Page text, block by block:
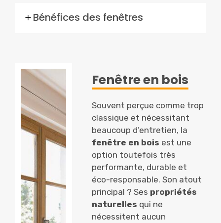
Bénéfices des fenêtres
Fenêtre en bois
Souvent perçue comme trop
classique et nécessitant
beaucoup d’entretien, la
fenêtre en bois est une
option toutefois très
performante, durable et
éco-responsable. Son atout
principal ? Ses propriétés
naturelles qui ne
nécessitent aucun